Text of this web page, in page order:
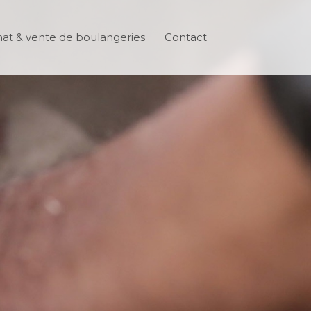
& vente de boulangeries Contact